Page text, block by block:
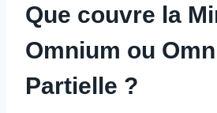
Que couvre la
Omnium ou
Partielle ?